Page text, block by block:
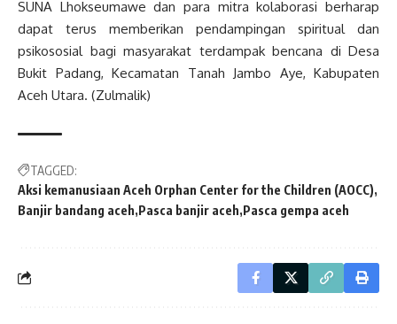
SUNA Lhokseumawe dan para mitra kolaborasi berharap
dapat terus memberikan pendampingan spiritual dan
psikososial bagi masyarakat terdampak bencana di Desa
Bukit Padang, Kecamatan Tanah Jambo Aye, Kabupaten
Aceh Utara. (Zulmalik)
TAGGED:
Aksi kemanusiaan Aceh Orphan Center for the Children (AOCC)
Banjir bandang aceh Pasca banjir aceh Pasca gempa aceh